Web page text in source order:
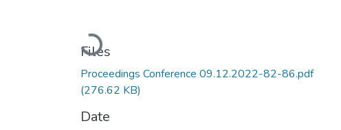
Loading...
Files
Proceedings Conference 09.12.2022-82-86.pdf
(276.62 KB)
Date